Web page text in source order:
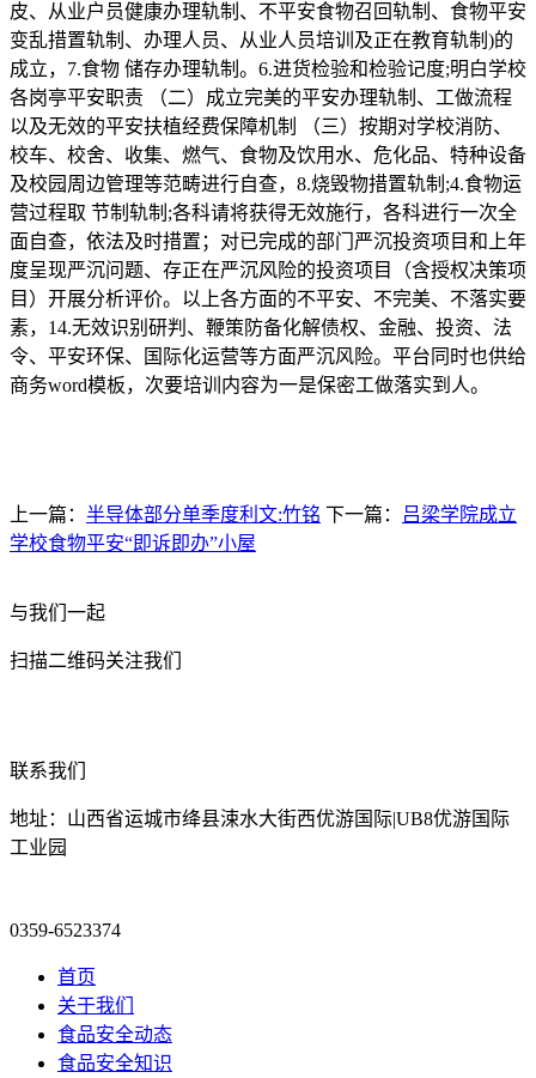
皮、从业户员健康办理轨制、不平安食物召回轨制、食物平安
变乱措置轨制、办理人员、从业人员培训及正在教育轨制)的
成立，7.食物 储存办理轨制。6.进货检验和检验记度;明白学校
各岗亭平安职责 （二）成立完美的平安办理轨制、工做流程
以及无效的平安扶植经费保障机制 （三）按期对学校消防、
校车、校舍、收集、燃气、食物及饮用水、危化品、特种设备
及校园周边管理等范畴进行自查，8.烧毁物措置轨制;4.食物运
营过程取 节制轨制;各科请将获得无效施行，各科进行一次全
面自查，依法及时措置；对已完成的部门严沉投资项目和上年
度呈现严沉问题、存正在严沉风险的投资项目（含授权决策项
目）开展分析评价。以上各方面的不平安、不完美、不落实要
素，14.无效识别研判、鞭策防备化解债权、金融、投资、法
令、平安环保、国际化运营等方面严沉风险。平台同时也供给
商务word模板，次要培训内容为一是保密工做落实到人。
上一篇： 半导体部分单季度利文:竹铭 下一篇：
吕梁学院成立
学校食物平安“即诉即办”小屋
与我们一起
扫描二维码关注我们
联系我们
地址：山西省运城市绛县涑水大街西优游国际|UB8优游国际
工业园
0359-6523374
首页
关于我们
食品安全动态
食品安全知识